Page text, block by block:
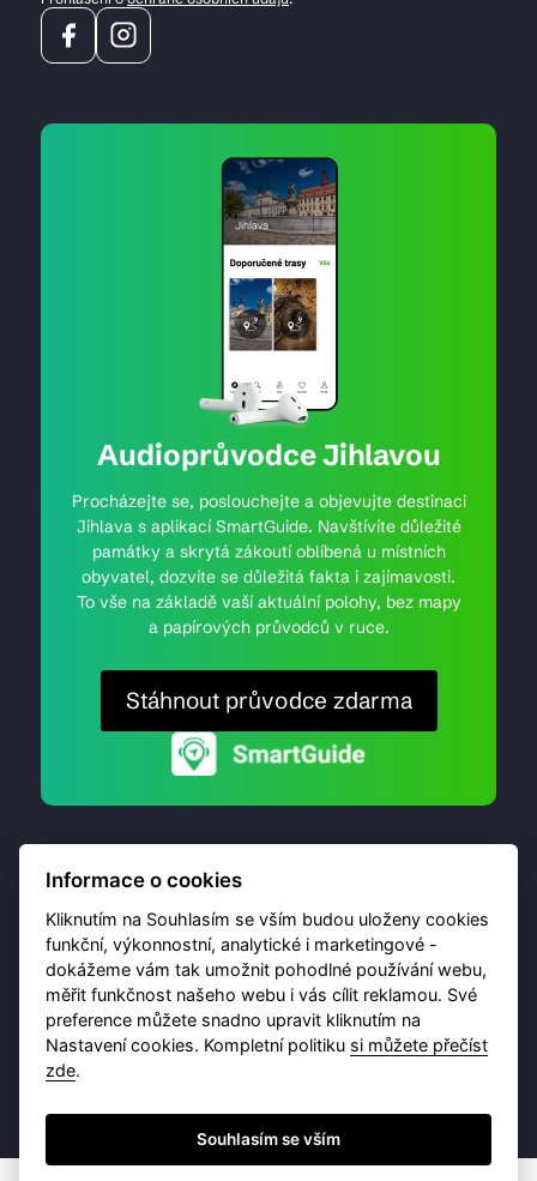
Audioprůvodce Jihlavou
Procházejte se, poslouchejte a objevujte destinaci
Jihlava s aplikací SmartGuide. Navštívíte důležité
památky a skrytá zákoutí oblíbená u místních
obyvatel, dozvíte se důležitá fakta i zajímavosti.
To vše na základě vaší aktuální polohy, bez mapy
a papírových průvodců v ruce.
Stáhnout průvodce zdarma
© 2026 Destinační portál provozujeBrána Jihlavy,
příspěvková organizace. Všechna práva vyhrazena.
Ochrana osobních údajů
Informace o cookies
Kliknutím na Souhlasím se vším budou uloženy cookies
funkční, výkonnostní, analytické i marketingové -
dokážeme vám tak umožnit pohodlné používání webu,
měřit funkčnost našeho webu i vás cílit reklamou. Své
preference můžete snadno upravit kliknutím na
Nastavení cookies. Kompletní politiku si můžete přečíst
zde.
Souhlasím se vším